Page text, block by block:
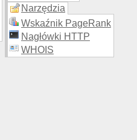
Narzędzia
Wskaźnik PageRank
Nagłówki HTTP
WHOIS